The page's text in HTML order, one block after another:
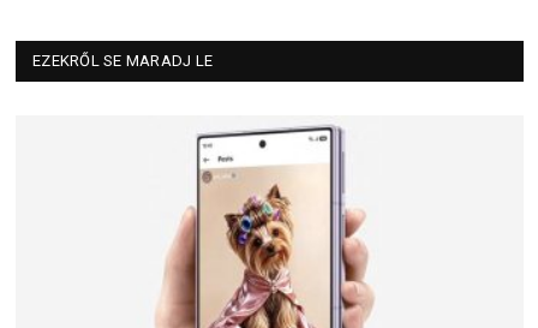
EZEKRŐL SE MARADJ LE